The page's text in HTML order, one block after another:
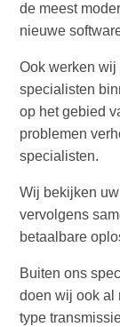
de meest
nieuwe
Ook werken
specialisten
op het gebied
problemen
specialisten.
Wij bekijken
vervolgens
betaalbare
Buiten ons
doen wij ook al
type